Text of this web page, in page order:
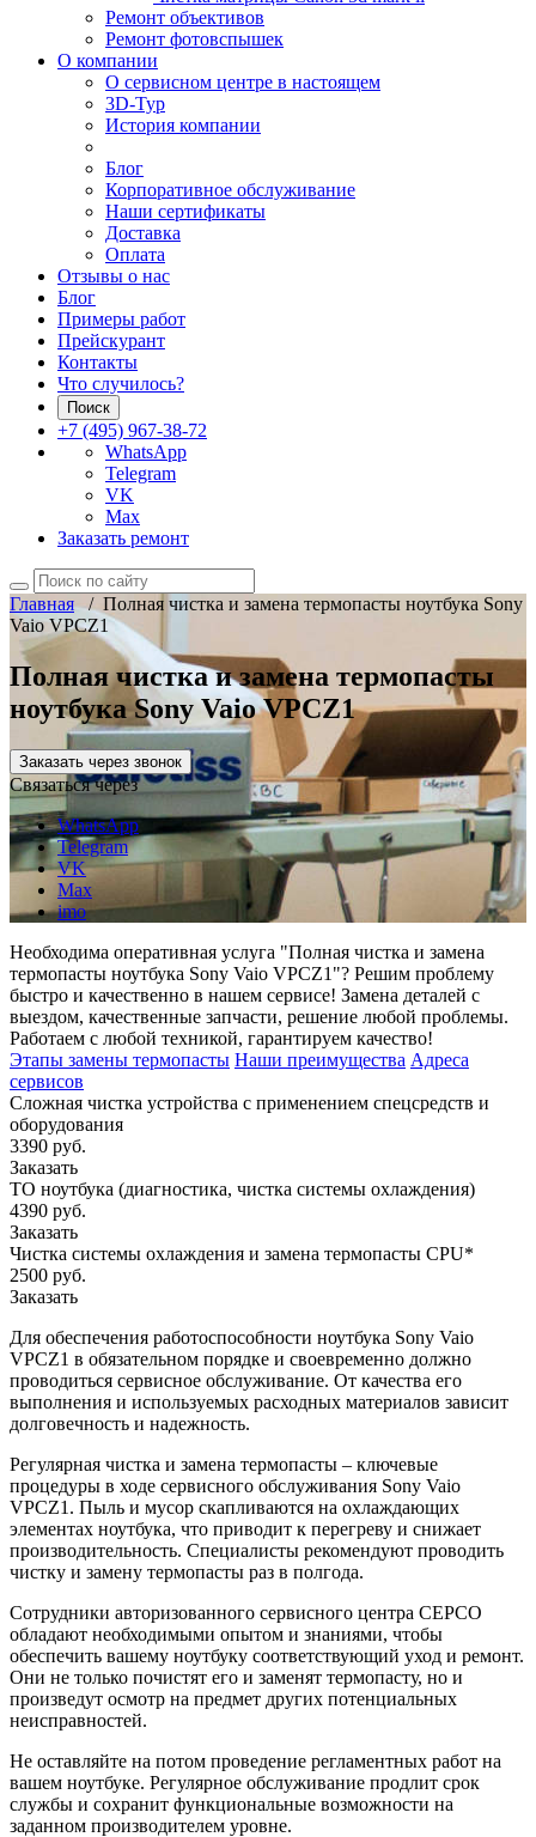
Ремонт объективов
Ремонт фотовспышек
О компании
О сервисном центре в настоящем
3D-Тур
История компании
Блог
Корпоративное обслуживание
Наши сертификаты
Доставка
Оплата
Отзывы о нас
Блог
Примеры работ
Прейскурант
Контакты
Что случилось?
Поиск
+7 (495) 967-38-72
WhatsApp
Telegram
VK
Max
Заказать ремонт
Главная/ Полная чистка и замена термопасты ноутбука Sony
Vaio VPCZ1
Полная чистка и замена термопасты
ноутбука Sony Vaio VPCZ1
Заказать через звонок
Связаться через
WhatsApp
Telegram
VK
Max
imo
Необходима оперативная услуга "Полная чистка и замена
термопасты ноутбука Sony Vaio VPCZ1"? Решим проблему
быстро и качественно в нашем сервисе! Замена деталей с
выездом, качественные запчасти, решение любой проблемы.
Работаем с любой техникой, гарантируем качество!
Этапы замены термопасты Наши преимущества Адреса
сервисов
Сложная чистка устройства с применением спецсредств и
оборудования
3390 руб.
Заказать
ТО ноутбука (диагностика, чистка системы охлаждения)
4390 руб.
Заказать
Чистка системы охлаждения и замена термопасты CPU*
2500 руб.
Заказать
Для обеспечения работоспособности ноутбука Sony Vaio
VPCZ1 в обязательном порядке и своевременно должно
проводиться сервисное обслуживание. От качества его
выполнения и используемых расходных материалов зависит
долговечность и надежность.
Регулярная чистка и замена термопасты – ключевые
процедуры в ходе сервисного обслуживания Sony Vaio
VPCZ1. Пыль и мусор скапливаются на охлаждающих
элементах ноутбука, что приводит к перегреву и снижает
производительность. Специалисты рекомендуют проводить
чистку и замену термопасты раз в полгода.
Сотрудники авторизованного сервисного центра СЕРСО
обладают необходимыми опытом и знаниями, чтобы
обеспечить вашему ноутбуку соответствующий уход и ремонт.
Они не только почистят его и заменят термопасту, но и
произведут осмотр на предмет других потенциальных
неисправностей.
Не оставляйте на потом проведение регламентных работ на
вашем ноутбуке. Регулярное обслуживание продлит срок
службы и сохранит функциональные возможности на
заданном производителем уровне.